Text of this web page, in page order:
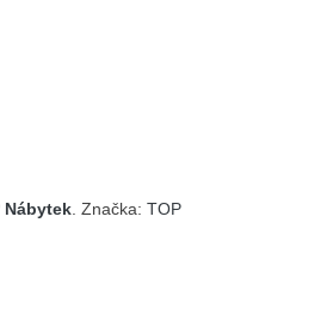
Nábytek . Značka:TOP